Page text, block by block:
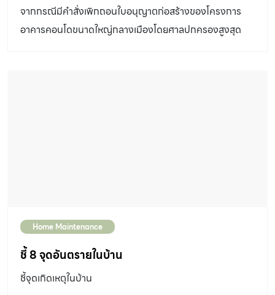
จากกรณีมีคำสั่งเพิกถอนใบอนุญาต​ก่อสร้างของโครงการ
อาคารคอนโดขนาดใหญ่​กลางเมืองโดยศาลปกครองสูงสุด​
มนตรีต้นซอย ข้อที่เป็นปัญหา​หลัก คือ เรื่องถนนทางเข้า-ออก
ของโครงการ ​ซึ่งศาลปกครองได้ตีความว่าขัดต่อข้อกฎหมาย​
ควบคุมอาคาร (กฎกระทรวงฉบับที่ 33 (พ.ศ.2535)​ ซึ่ง
กฎหมายฉบับนี้ออกมาเพื่อใช้กำกับอาคารสูง(อาคารที่สูงกว่า
Home Maintenance
ชี้ 8 จุดอันตรายในบ้าน
ชี้จุดเกิดเหตุในบ้าน